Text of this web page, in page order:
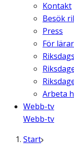
Kontakt
Besök
Press
För
Arbeta
Webb-tv
Webb-tv
Start